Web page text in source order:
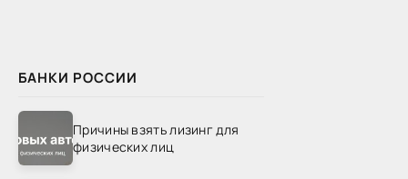
БАНКИ РОССИИ
Причины взять лизинг для
физических лиц